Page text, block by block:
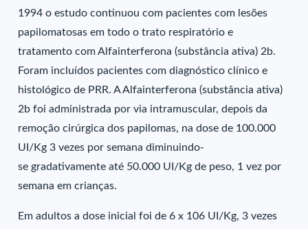
1994 o estudo continuou com pacientes com lesões
papilomatosas em todo o trato respiratório e
tratamento com Alfainterferona (substância ativa) 2b.
Foram incluídos pacientes com diagnóstico clínico e
histológico de PRR. A Alfainterferona (substância ativa)
2b foi administrada por via intramuscular, depois da
remoção cirúrgica dos papilomas, na dose de 100.000
UI/Kg 3 vezes por semana diminuindo-
se gradativamente até 50.000 UI/Kg de peso, 1 vez por
semana em crianças.
Em adultos a dose inicial foi de 6 x 106 UI/Kg, 3 vezes